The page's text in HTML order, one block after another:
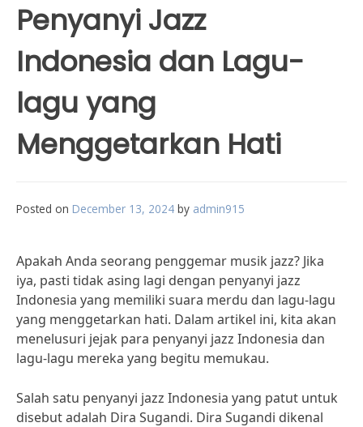
Penyanyi Jazz
Indonesia dan Lagu-
lagu yang
Menggetarkan Hati
Posted on December 13, 2024 by admin915
Apakah Anda seorang penggemar musik jazz? Jika
iya, pasti tidak asing lagi dengan penyanyi jazz
Indonesia yang memiliki suara merdu dan lagu-lagu
yang menggetarkan hati. Dalam artikel ini, kita akan
menelusuri jejak para penyanyi jazz Indonesia dan
lagu-lagu mereka yang begitu memukau.
Salah satu penyanyi jazz Indonesia yang patut untuk
disebut adalah Dira Sugandi. Dira Sugandi dikenal